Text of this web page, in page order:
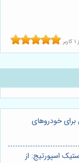
1 کاربر
خودروهای
اسپورتیج: از